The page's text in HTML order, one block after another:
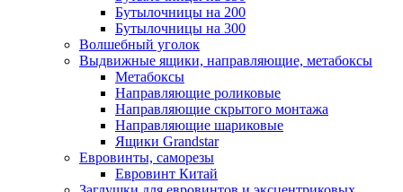
Бутылочницы на 200
Бутылочницы на 300
Волшебный уголок
Выдвижные ящики, направляющие, метабоксы
Метабоксы
Направляющие роликовые
Направляющие скрытого монтажа
Направляющие шариковые
Ящики Grandstar
Евровинты, саморезы
Евровинт Китай